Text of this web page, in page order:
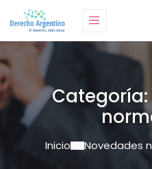
Categoría:
Inicio Novedades